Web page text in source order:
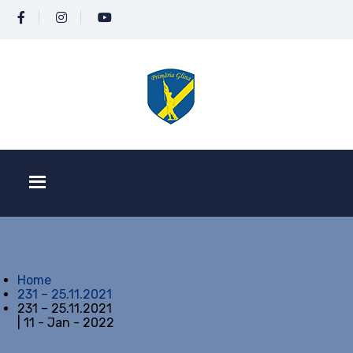
Home
231 – 25.11.2021
231 – 25.11.2021
| 11 - Jan - 2022